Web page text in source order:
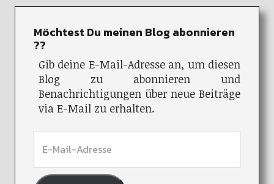
Möchtest Du meinen Blog abonnieren
??
Gib deine E-Mail-Adresse an, um diesen
Blog zu abonnieren und
Benachrichtigungen über neue Beiträge
via E-Mail zu erhalten.